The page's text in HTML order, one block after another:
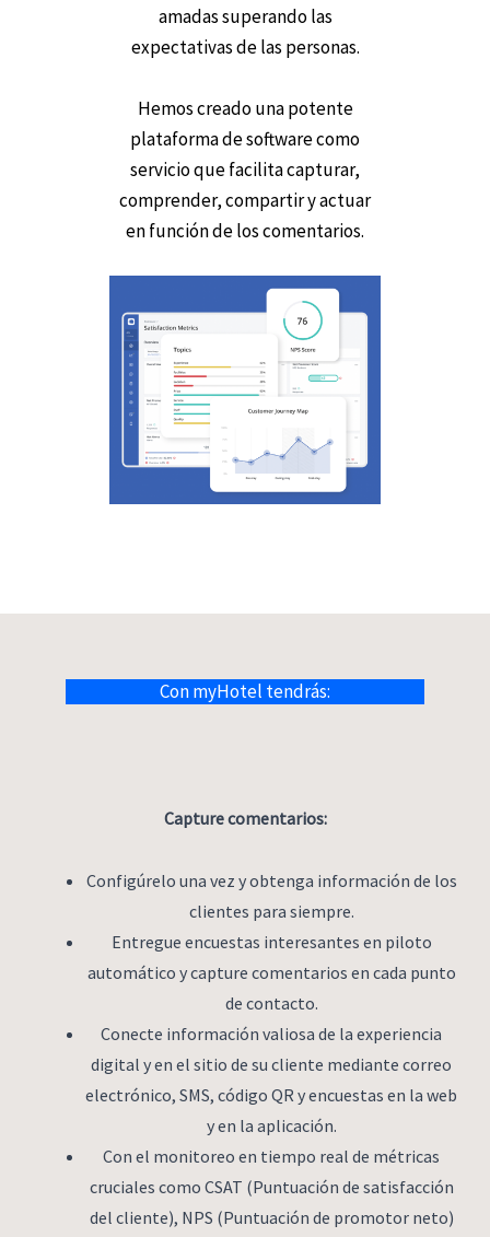
amadas superando las
expectativas de las personas.
Hemos creado una potente
plataforma de software como
servicio que facilita capturar,
comprender, compartir y actuar
en función de los comentarios.
Con myHotel tendrás:
Capture comentarios:
Configúrelo una vez y obtenga información de los
clientes para siempre.
Entregue encuestas interesantes en piloto
automático y capture comentarios en cada punto
de contacto.
Conecte información valiosa de la experiencia
digital y en el sitio de su cliente mediante correo
electrónico, SMS, código QR y encuestas en la web
y en la aplicación.
Con el monitoreo en tiempo real de métricas
cruciales como CSAT (Puntuación de satisfacción
del cliente), NPS (Puntuación de promotor neto)